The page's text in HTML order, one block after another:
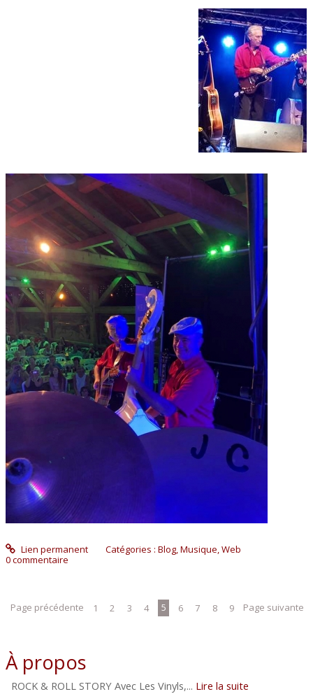
Lien permanent Catégories : Blog,Musique,Web
0commentaire
Page précédente 1 2 3 4 5 6 7 8 9 Page suivante
À propos
ROCK & ROLL STORY Avec Les Vinyls,... Lire la suite